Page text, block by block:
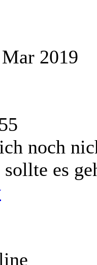
2019
noch
es